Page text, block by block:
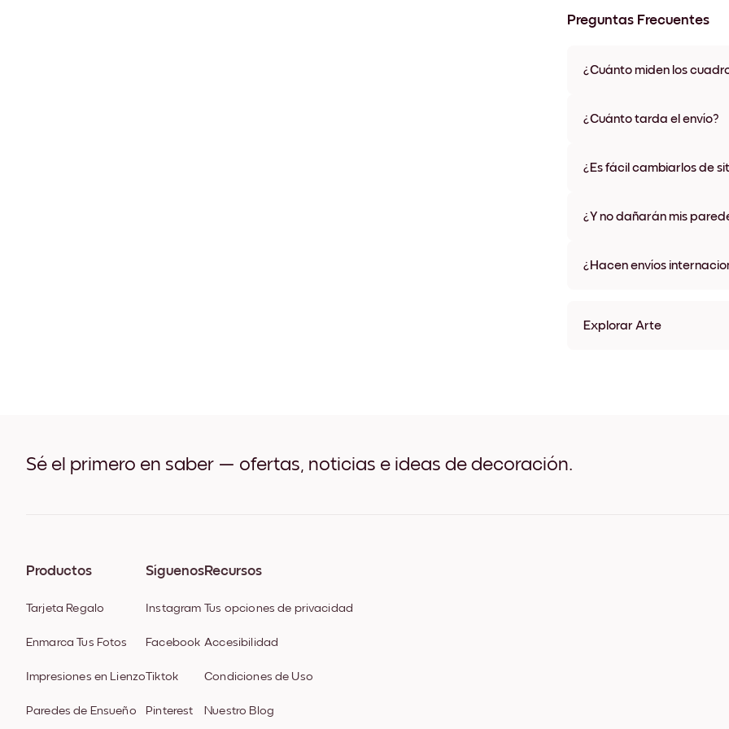
Preguntas Frecuentes
¿Cuánto miden los
materiales y colores de
¿Cuánto tarda el envío?
algunos países. Te
¿Es fácil cambiarlos de
¿Y no dañarán mis
¿Hacen envíos
Explorar Arte
Sé el primero en saber — ofertas, noticias e ideas de decoración.
Productos
Tarjeta Regalo
Enmarca Tus Fotos
Impresiones en Lienzo
Paredes de Ensueño
Síguenos
Instagram
Facebook
Tiktok
Pinterest
Recursos
Tus opciones de privacidad
Accesibilidad
Condiciones de Uso
Nuestro Blog